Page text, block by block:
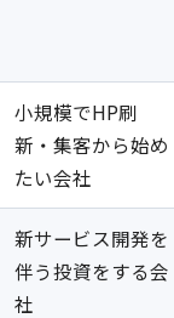
小規模でHP刷
新・集客から始め
たい会社
新サービス開発を
伴う投資をする会
社